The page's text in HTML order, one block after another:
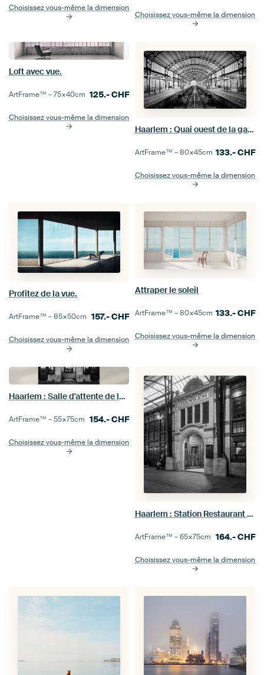
Choisissez vous-même la dimension
Choisissez vous-même la dimension
Loft avec vue.
ArtFrame™ –75×40cm 125.-CHF
Choisissez vous-même la dimension
Haarlem : Quai ouest de la gare 1
ArtFrame™ –80×45cm 133.-CHF
Choisissez vous-même la dimension
Profitez de la vue.
ArtFrame™ –85×50cm 157.-CHF
Choisissez vous-même la dimension
Attraper le soleil
ArtFrame™ –80×45cm 133.-CHF
Choisissez vous-même la dimension
Haarlem : Salle d'attente de la gare première classe
ArtFrame™ –55×75cm 154.-CHF
Choisissez vous-même la dimension
Haarlem : Station Restaurant entrée 1
ArtFrame™ –65×75cm 164.-CHF
Choisissez vous-même la dimension